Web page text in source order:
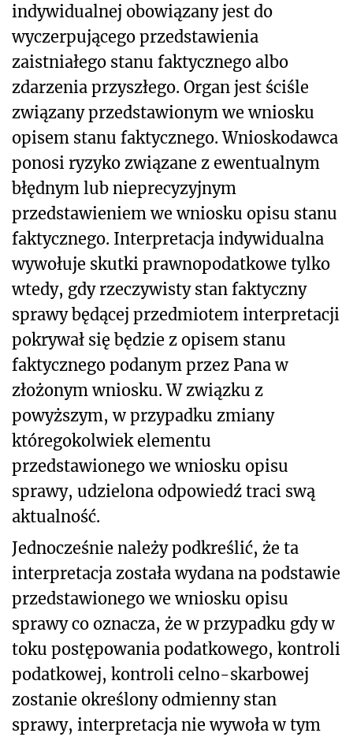
indywidualnej obowiązany jest do
wyczerpującego przedstawienia
zaistniałego stanu faktycznego albo
zdarzenia przyszłego. Organ jest ściśle
związany przedstawionym we wniosku
opisem stanu faktycznego. Wnioskodawca
ponosi ryzyko związane z ewentualnym
błędnym lub nieprecyzyjnym
przedstawieniem we wniosku opisu stanu
faktycznego. Interpretacja indywidualna
wywołuje skutki prawnopodatkowe tylko
wtedy, gdy rzeczywisty stan faktyczny
sprawy będącej przedmiotem interpretacji
pokrywał się będzie z opisem stanu
faktycznego podanym przez Pana w
złożonym wniosku. W związku z
powyższym, w przypadku zmiany
któregokolwiek elementu
przedstawionego we wniosku opisu
sprawy, udzielona odpowiedź traci swą
aktualność.
Jednocześnie należy podkreślić, że ta
interpretacja została wydana na podstawie
przedstawionego we wniosku opisu
sprawy co oznacza, że w przypadku gdy w
toku postępowania podatkowego, kontroli
podatkowej, kontroli celno-skarbowej
zostanie określony odmienny stan
sprawy, interpretacja nie wywoła w tym